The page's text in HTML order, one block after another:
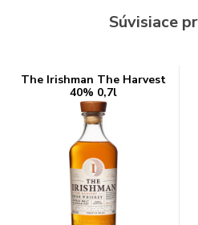
Súvisiace
The Irishman The Harvest
40% 0,7l